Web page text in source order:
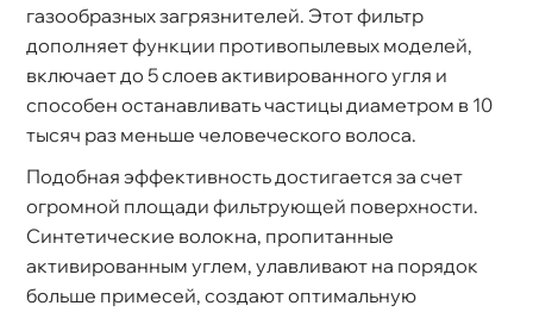
азообразных загрязнителей. Этот фильтр
дополняет функции противопылевых моделей,
ключает до 5 слоев активированного угля и
способен останавливать частицы диаметром в 10
тысяч раз меньше человеческого волоса.
Подобная эффективность достигается за счет
огромной площади фильтрующей поверхности.
Синтетические волокна, пропитанные
активированным углем, улавливают на порядок
ольше примесей, создают оптимальную